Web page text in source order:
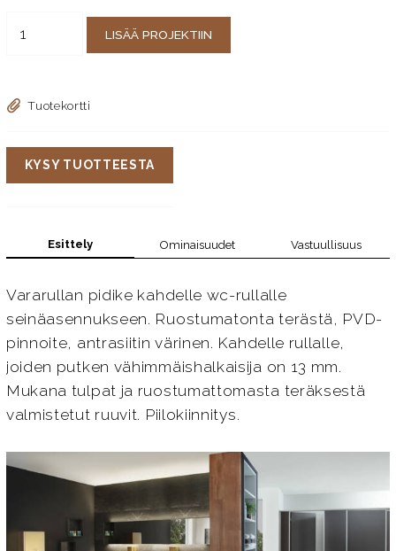
LISÄÄ PROJEKTIIN
Tuotekortti
KYSY TUOTTEESTA
Esittely Ominaisuudet Vastuullisuus
Vararullan pidike kahdelle wc-rullalle
seinäasennukseen. Ruostumatonta terästä, PVD-
pinnoite, antrasiitin värinen. Kahdelle rullalle,
joiden putken vähimmäishalkaisija on 13 mm.
Mukana tulpat ja ruostumattomasta teräksestä
valmistetut ruuvit. Piilokiinnitys.